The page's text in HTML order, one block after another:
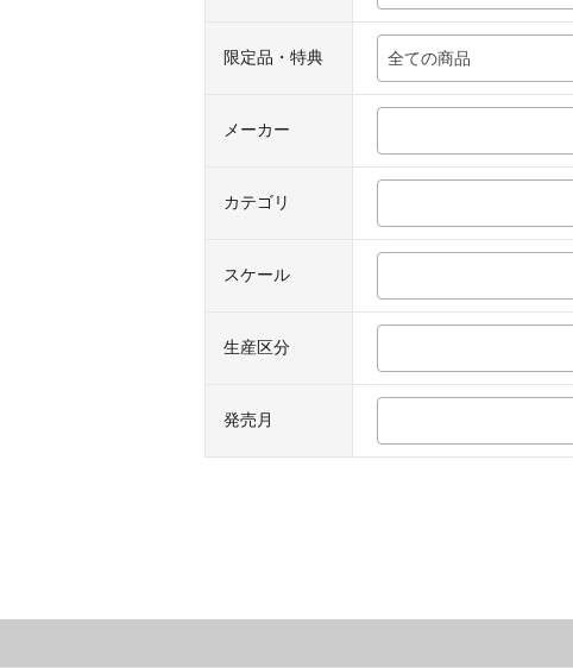
限定品・特典 全ての商品
メーカー
カテゴリ
スケール
生産区分
発売月